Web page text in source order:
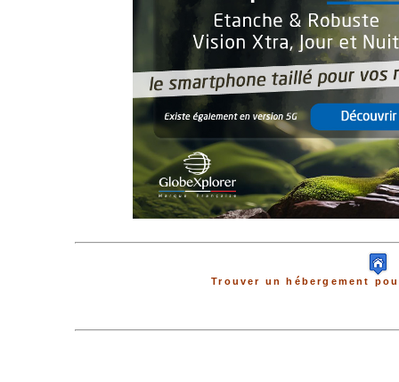
Trouver un hébergement